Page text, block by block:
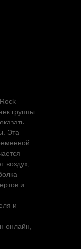
группы
Эта
воздух,
и
и
онлайн,